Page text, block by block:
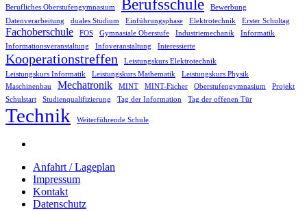
Berufliches Oberstufengymnasium Berufsschule
Bewerbung
Datenverarbeitung
duales Studium Einführungsphase Elektrotechnik Erster Schultag
Fachoberschule FOS Gymnasiale Oberstufe Industriemechanik
Informatik
Informationsveranstaltung
Infoveranstaltung Interessierte
Kooperationstreffen
Leistungskurs Elektrotechnik
Leistungskurs Informatik
Leistungskurs Mathematik
Leistungskurs Physik
Maschinenbau
Mechatronik MINT MINT-Fächer Oberstufengymnasium
Projekt
Schulstart
Studienqualifizierung Tag der Information Tag der offenen Tür
Technik Weiterführende Schule
Anfahrt / Lageplan
Impressum
Kontakt
Datenschutz